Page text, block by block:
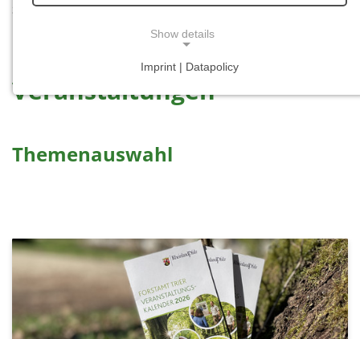
STARTSEITE
...
Veranstaltungen
Themenauswahl
Show details
Imprint | Datapolicy